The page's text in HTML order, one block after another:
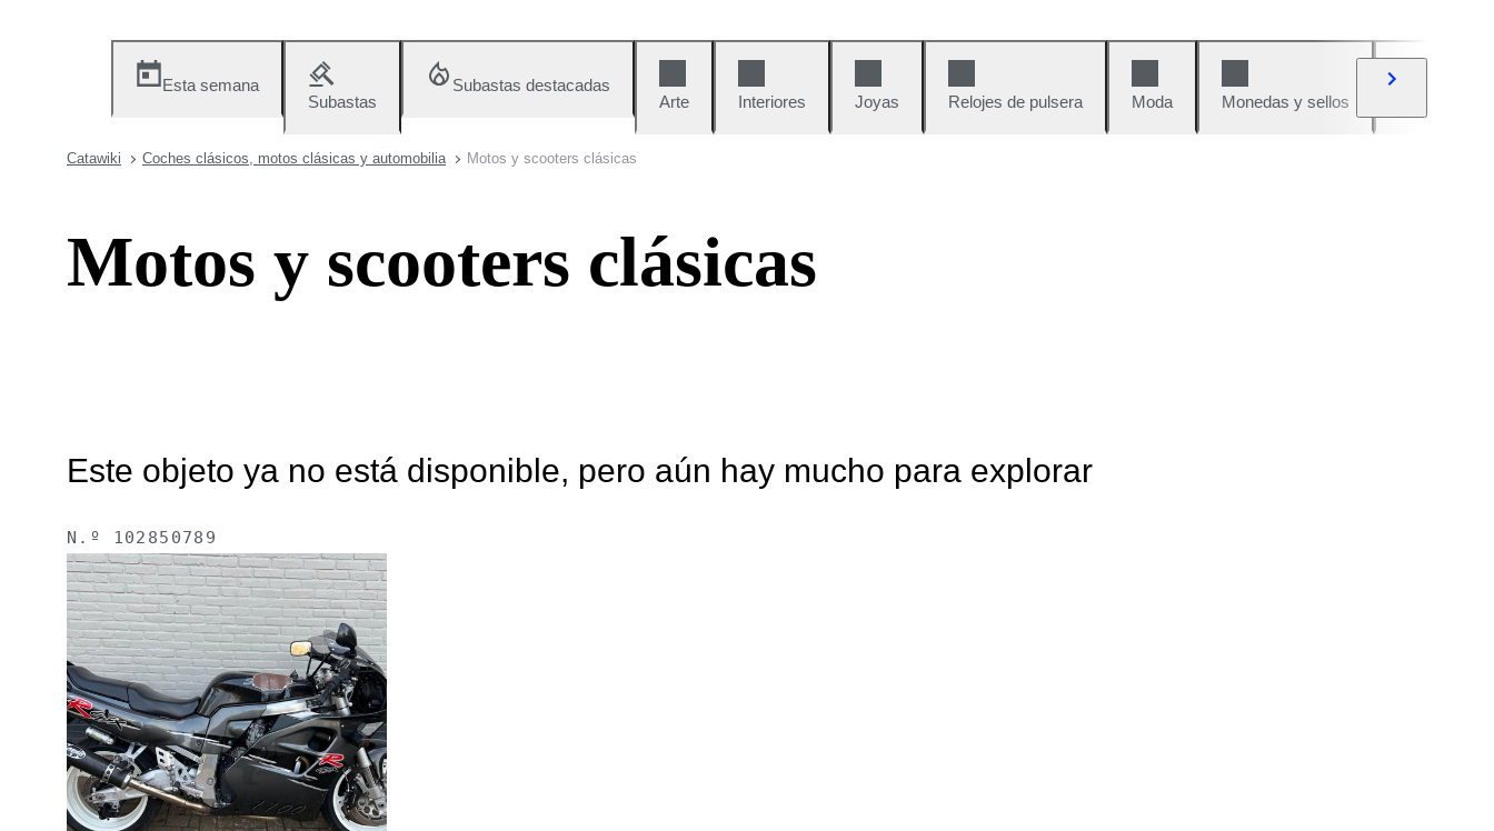
Esta semana
Subastas
Subastas destacadas
Arte
Interiores Joyas Relojes de pulsera Moda Monedas y sellos
Catawiki Coches clásicos, motos clásicas y automobilia Motos y scooters clásicas
Motos y scooters clásicas
Este objeto ya no está disponible, pero aún hay mucho para explorar
N.º 102850789